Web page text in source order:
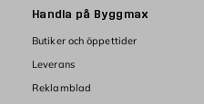
Handla på Byggmax
Butiker och öppettider
Leverans
Reklamblad